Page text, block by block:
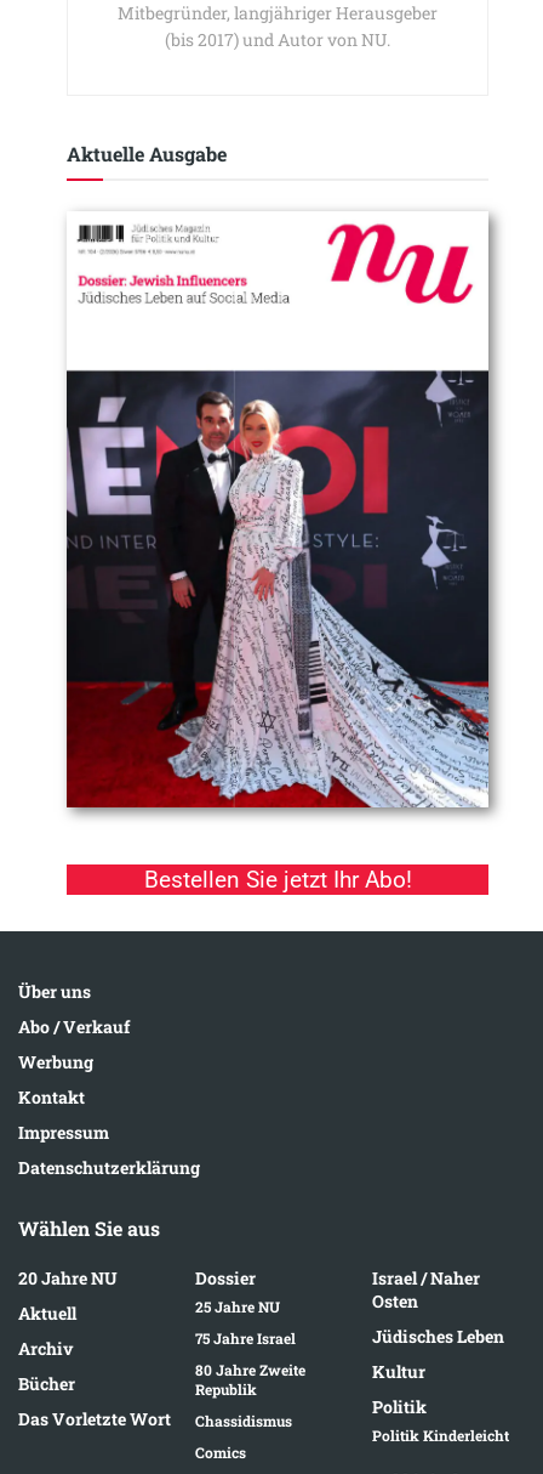
Mitbegründer, langjähriger Herausgeber
(bis 2017) und Autor von NU.
Aktuelle Ausgabe​
Bestellen Sie jetzt Ihr Abo!
Über uns
Abo / Verkauf
Werbung
Kontakt
Impressum
Datenschutzerklärung
Wählen Sie aus
20 Jahre NU
Aktuell
Archiv
Bücher
Das Vorletzte Wort
Dossier
25 Jahre NU
75 Jahre Israel
80 Jahre Zweite
Republik
Chassidismus
Comics
Israel / Naher
Osten
Jüdisches Leben
Kultur
Politik
Politik Kinderleicht